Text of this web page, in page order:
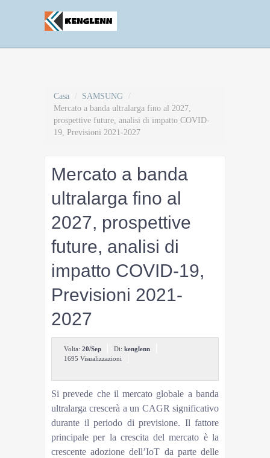
Casa / SAMSUNG /
Mercato a banda ultralarga fino al 2027,
prospettive future, analisi di impatto COVID-
19, Previsioni 2021-2027
Mercato a banda
ultralarga fino al
2027, prospettive
future, analisi di
impatto COVID-19,
Previsioni 2021-
2027
Volta: 20/Sep Di: kenglenn
1695 Visualizzazioni
Si prevede che il mercato globale a banda
ultralarga crescerà a un CAGR significativo
durante il periodo di previsione. Il fattore
principale per la crescita del mercato è la
crescente adozione dell’IoT da parte delle